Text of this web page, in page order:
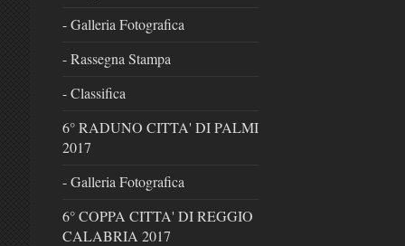
- Galleria Fotografica
- Rassegna Stampa
- Classifica
6° RADUNO CITTA' DI PALMI
2017
- Galleria Fotografica
6° COPPA CITTA' DI REGGIO
CALABRIA 2017